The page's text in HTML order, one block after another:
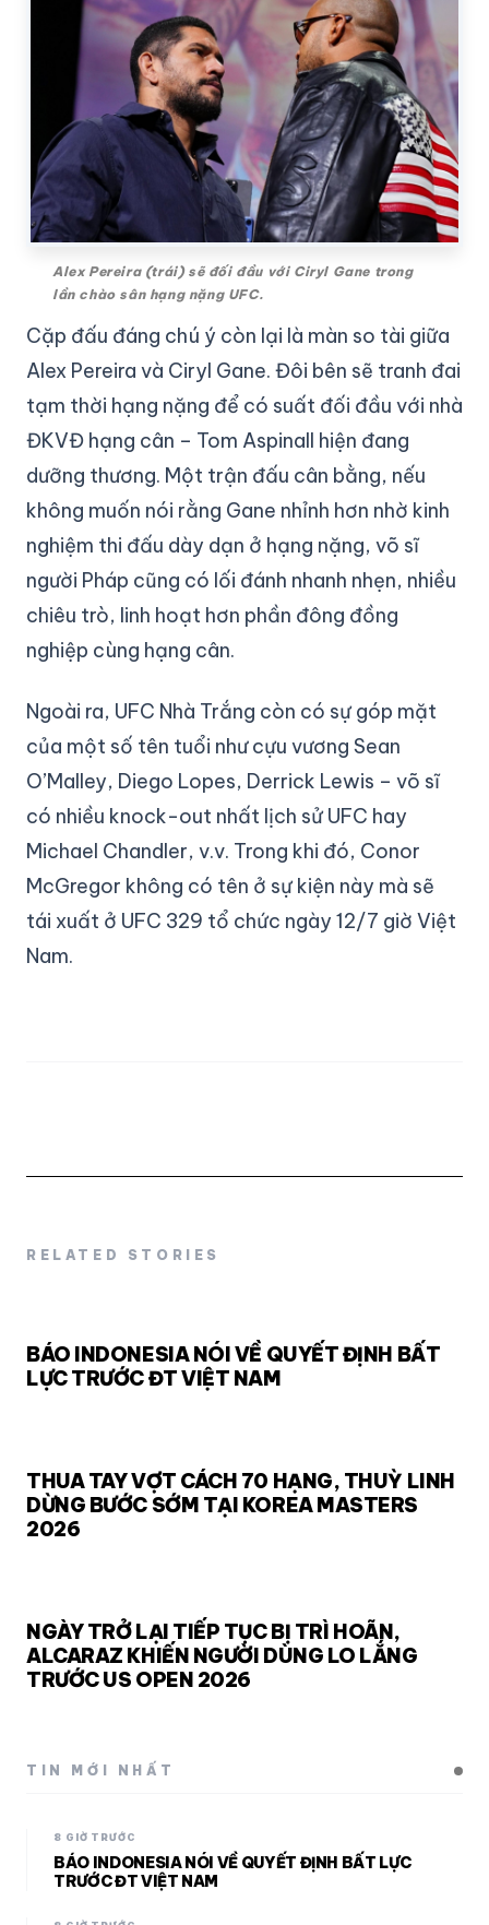
Alex Pereira (trái) sẽ đối đầu với Ciryl Gane trong
lần chào sân hạng nặng UFC.
Cặp đấu đáng chú ý còn lại là màn so tài giữa
Alex Pereira và Ciryl Gane. Đôi bên sẽ tranh đai
tạm thời hạng nặng để có suất đối đầu với nhà
ĐKVĐ hạng cân – Tom Aspinall hiện đang
dưỡng thương. Một trận đấu cân bằng, nếu
không muốn nói rằng Gane nhỉnh hơn nhờ kinh
nghiệm thi đấu dày dạn ở hạng nặng, võ sĩ
người Pháp cũng có lối đánh nhanh nhẹn, nhiều
chiêu trò, linh hoạt hơn phần đông đồng
nghiệp cùng hạng cân.
Ngoài ra, UFC Nhà Trắng còn có sự góp mặt
của một số tên tuổi như cựu vương Sean
O’Malley, Diego Lopes, Derrick Lewis – võ sĩ
có nhiều knock-out nhất lịch sử UFC hay
Michael Chandler, v.v. Trong khi đó, Conor
McGregor không có tên ở sự kiện này mà sẽ
tái xuất ở UFC 329 tổ chức ngày 12/7 giờ Việt
Nam.
RELATED STORIES
BÁO INDONESIA NÓI VỀ QUYẾT ĐỊNH BẤT
LỰC TRƯỚC ĐT VIỆT NAM
THUA TAY VỢT CÁCH 70 HẠNG, THUỲ LINH
DỪNG BƯỚC SỚM TẠI KOREA MASTERS
2026
NGÀY TRỞ LẠI TIẾP TỤC BỊ TRÌ HOÃN,
ALCARAZ KHIẾN NGƯỜI DÙNG LO LẮNG
TRƯỚC US OPEN 2026
TIN MỚI NHẤT
8 GIỜ TRƯỚC
BÁO INDONESIA NÓI VỀ QUYẾT ĐỊNH BẤT LỰC
TRƯỚC ĐT VIỆT NAM